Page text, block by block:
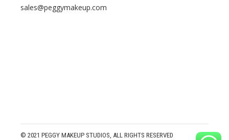
sales@peggymakeup.com
© 2021PEGGY MAKEUP STUDIOS, ALL RIGHTS RESERVED